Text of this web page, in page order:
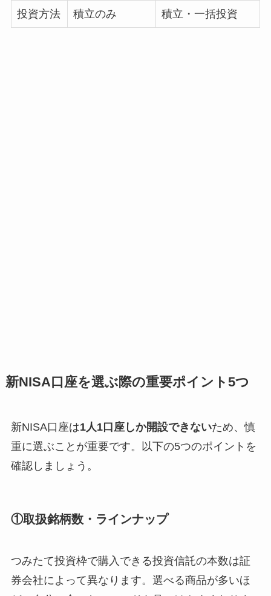
投資方法 積立のみ 積立・一括投資
新NISA口座を選ぶ際の重要ポイント5つ
新NISA口座は1人1口座しか開設できないため、慎
重に選ぶことが重要です。以下の5つのポイントを
確認しましょう。
①取扱銘柄数・ラインナップ
つみたて投資枠で購入できる投資信託の本数は証
券会社によって異なります。選べる商品が多いほ